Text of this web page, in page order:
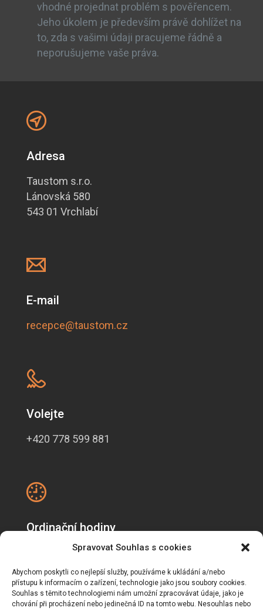
Spravovat Souhlas s cookies
Abychom poskytli co nejlepší služby, používáme k ukládání a/nebo
přístupu k informacím o zařízení, technologie jako jsou soubory cookies.
Souhlas s těmito technologiemi nám umožní zpracovávat údaje, jako je
chování při procházení nebo jedinečná ID na tomto webu. Nesouhlas nebo
vhodné projednat problém s pověřencem.
Jeho úkolem je především právě dohlížet na
to, zda s vašimi údaji pracujeme řádně a
neporušujeme vaše práva.
Adresa
Taustom s.r.o.
Lánovská 580
543 01 Vrchlabí
E-mail
recepce@taustom.cz
Volejte
+420 778 599 881
Ordinační hodiny
Pondělí, úterý, čtvrtek: 8:30-16:00
Středa: 12.00-18:00
Pátek: 8:30-14:00